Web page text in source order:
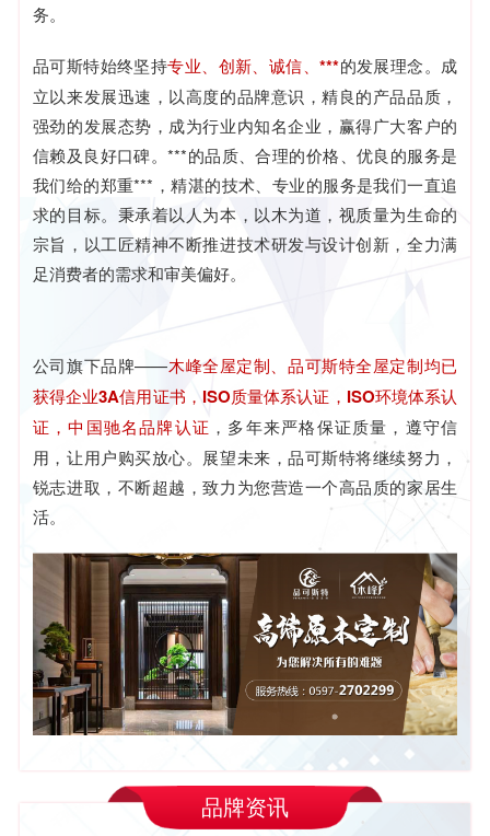
务。
品可斯特始终坚持专业、创新、诚信、***的发展理念。成
立以来发展迅速，以高度的品牌意识，精良的产品品质，
强劲的发展态势，成为行业内知名企业，赢得广大客户的
信赖及良好口碑。***的品质、合理的价格、优良的服务是
我们给的郑重***，精湛的技术、专业的服务是我们一直追
求的目标。秉承着以人为本，以木为道，视质量为生命的
宗旨，以工匠精神不断推进技术研发与设计创新，全力满
足消费者的需求和审美偏好。
公司旗下品牌——木峰全屋定制、品可斯特全屋定制均已
获得企业3A信用证书，ISO质量体系认证，ISO环境体系认
证，中国驰名品牌认证 ，多年来严格保证质量，遵守信
用，让用户购买放心。展望未来，品可斯特将继续努力，
锐志进取，不断超越，致力为您营造一个高品质的家居生
活。
品牌资讯